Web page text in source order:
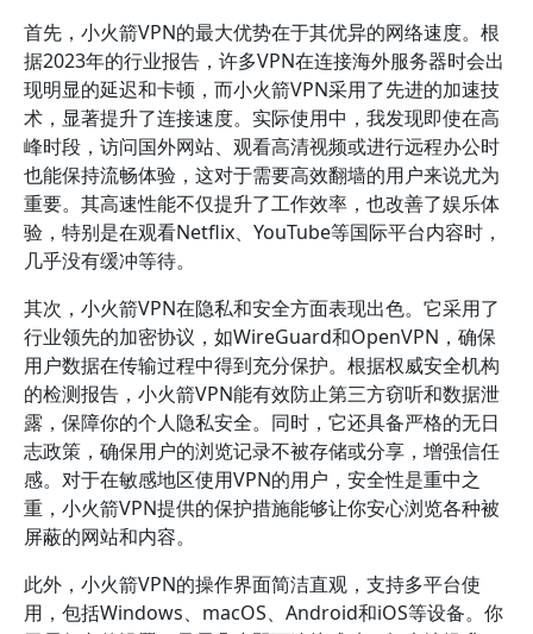
首先，小火箭VPN的最大优势在于其优异的网络速度。根
据2023年的行业报告，许多VPN在连接海外服务器时会出
现明显的延迟和卡顿，而小火箭VPN采用了先进的加速技
术，显著提升了连接速度。实际使用中，我发现即使在高
峰时段，访问国外网站、观看高清视频或进行远程办公时
也能保持流畅体验，这对于需要高效翻墙的用户来说尤为
重要。其高速性能不仅提升了工作效率，也改善了娱乐体
验，特别是在观看Netflix、YouTube等国际平台内容时，
几乎没有缓冲等待。
其次，小火箭VPN在隐私和安全方面表现出色。它采用了
行业领先的加密协议，如WireGuard和OpenVPN，确保
用户数据在传输过程中得到充分保护。根据权威安全机构
的检测报告，小火箭VPN能有效防止第三方窃听和数据泄
露，保障你的个人隐私安全。同时，它还具备严格的无日
志政策，确保用户的浏览记录不被存储或分享，增强信任
感。对于在敏感地区使用VPN的用户，安全性是重中之
重，小火箭VPN提供的保护措施能够让你安心浏览各种被
屏蔽的网站和内容。
此外，小火箭VPN的操作界面简洁直观，支持多平台使
用，包括Windows、macOS、Android和iOS等设备。你